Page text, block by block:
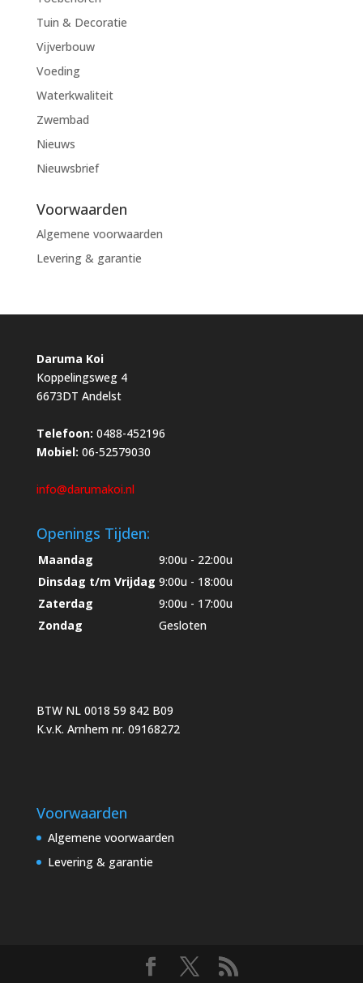
Tuin & Decoratie
Vijverbouw
Voeding
Waterkwaliteit
Zwembad
Nieuws
Nieuwsbrief
Voorwaarden
Algemene voorwaarden
Levering & garantie
Daruma Koi
Koppelingsweg 4
6673DT Andelst
Telefoon: 0488-452196
Mobiel: 06-52579030
info@darumakoi.nl
Openings Tijden:
Maandag
9:00u - 22:00u
Dinsdag t/m Vrijdag 9:00u - 18:00u
Zaterdag
9:00u - 17:00u
Zondag
Gesloten
BTW NL 0018 59 842 B09
K.v.K. Arnhem nr. 09168272
Voorwaarden
Algemene voorwaarden
Levering & garantie